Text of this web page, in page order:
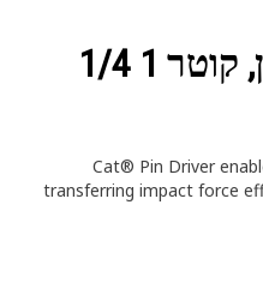
: מברג פין, קוטר 1 1/4
Cat® Pin Driver
transferring impact